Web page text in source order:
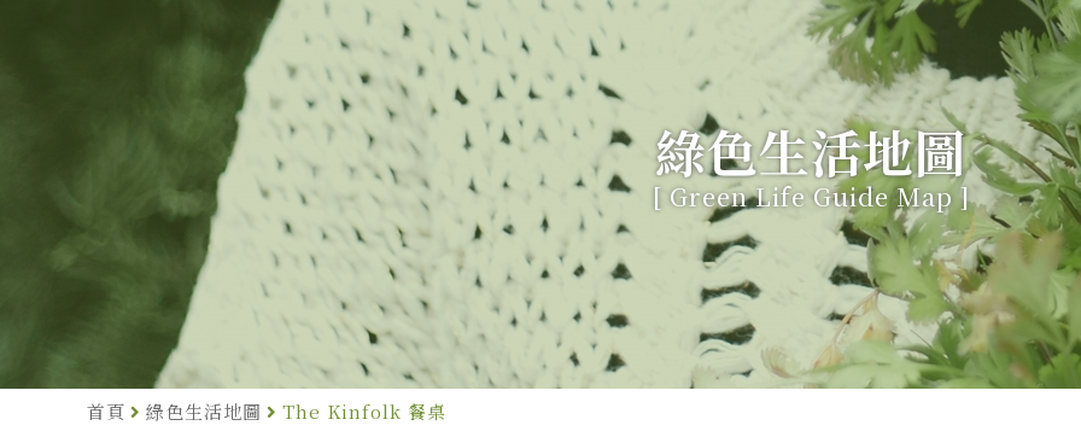
綠色生活地圖
[ Green Life Guide Map]
首頁 綠色生活地圖 The Kinfolk 餐桌